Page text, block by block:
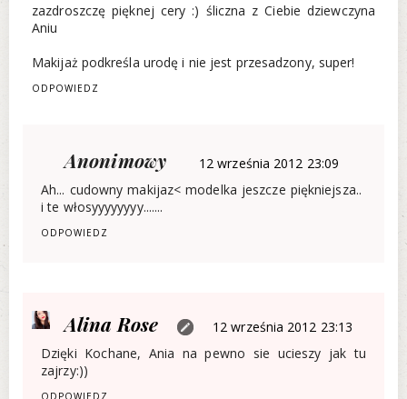
zazdroszczę pięknej cery :) śliczna z Ciebie dziewczyna
Aniu
Makijaż podkreśla urodę i nie jest przesadzony, super!
ODPOWIEDZ
Anonimowy
12 września 2012 23:09
Ah... cudowny makijaz< modelka jeszcze piękniejsza..
i te włosyyyyyyyy.......
ODPOWIEDZ
Alina Rose
12 września 2012 23:13
Dzięki Kochane, Ania na pewno sie ucieszy jak tu
zajrzy:))
ODPOWIEDZ